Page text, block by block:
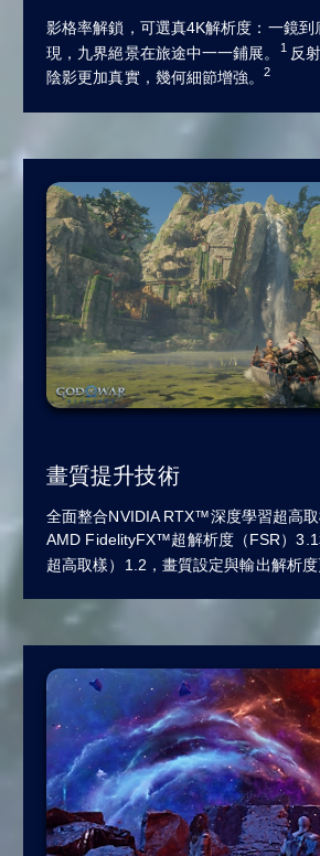
影格率解鎖，可選真4K解析度：一鏡到
現，九界絕景在旅途中一一鋪展。
1 反
陰影更加真實，幾何細節增強。2
畫質提升技術
全面整合NVIDIA RTX™深度學習超高取
AMD FidelityFX™超解析度（FSR）
超高取樣）1.2，畫質設定與輸出解析